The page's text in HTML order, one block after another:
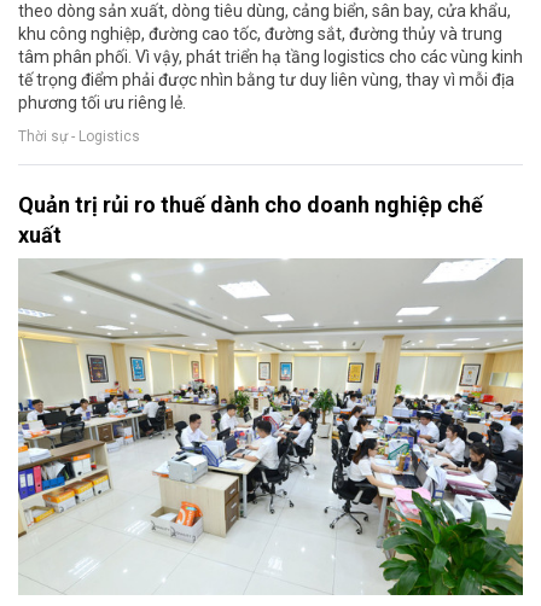
theo dòng sản xuất, dòng tiêu dùng, cảng biển, sân bay, cửa khẩu,
khu công nghiệp, đường cao tốc, đường sắt, đường thủy và trung
tâm phân phối. Vì vậy, phát triển hạ tầng logistics cho các vùng kinh
tế trọng điểm phải được nhìn bằng tư duy liên vùng, thay vì mỗi địa
phương tối ưu riêng lẻ.
Thời sự - Logistics
Quản trị rủi ro thuế dành cho doanh nghiệp chế
xuất